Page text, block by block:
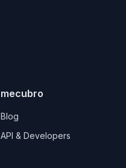
mecubro
Blog
API & Developers